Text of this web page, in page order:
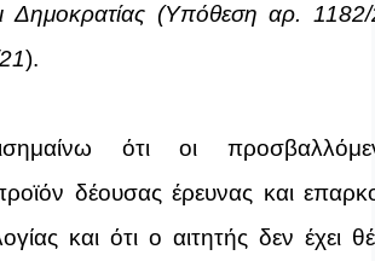
Δημοκρατίας (Υπόθεση αρ.
).
ότι οι
δέουσας έρευνας και
και ότι ο αιτητής δεν έχει